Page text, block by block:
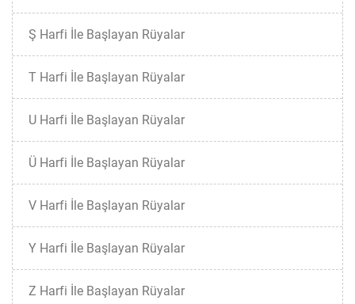
Ş Harfi İle Başlayan Rüyalar
T Harfi İle Başlayan Rüyalar
U Harfi İle Başlayan Rüyalar
Ü Harfi İle Başlayan Rüyalar
V Harfi İle Başlayan Rüyalar
Y Harfi İle Başlayan Rüyalar
Z Harfi İle Başlayan Rüyalar